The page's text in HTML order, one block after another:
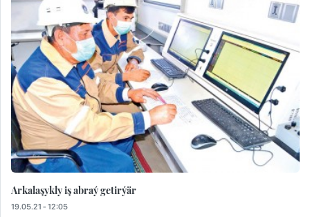
Arkalaşykly iş abraý getirýär
19.05.21 - 12:05